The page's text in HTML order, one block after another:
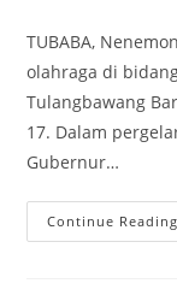
TUBABA,
olahraga di
Tulangbawang
17. Dalam
Gubernur…
Continue Reading